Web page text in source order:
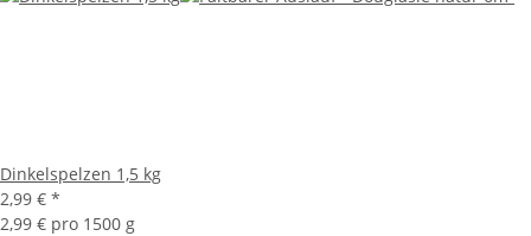
Dinkelspelzen 1,5 kg
2,99 € *
2,99 € pro 1500 g